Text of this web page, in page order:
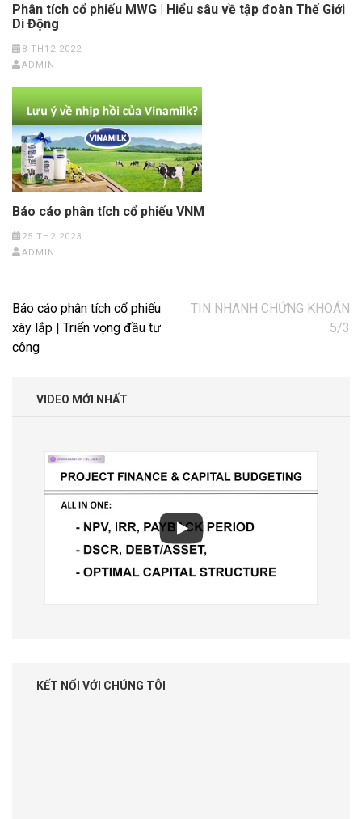
Phân tích cổ phiếu MWG | Hiểu sâu về tập đoàn Thế Giới
Di Động
8 TH12 2022
ADMIN
Báo cáo phân tích cổ phiếu VNM
25 TH2 2023
ADMIN
Điều
hướng
bài
Báo cáo phân tích cổ phiếu
xây lắp | Triển vọng đầu tư
công
TIN NHANH CHỨNG KHOÁN
5/3
VIDEO MỚI NHẤT
KẾT NỐI VỚI CHÚNG TÔI